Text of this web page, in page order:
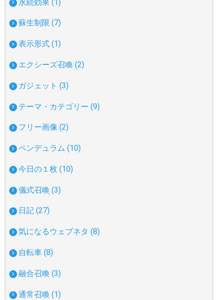
永続効果 (1)
蘇生制限 (7)
表示形式 (1)
エクシーズ召喚 (2)
ガジェット (3)
テーマ・カテゴリー (9)
フリー画像 (2)
ペンデュラム (10)
今日の１枚 (10)
儀式召喚 (3)
日記 (27)
気になるウェブネタ (8)
自転車 (8)
融合召喚 (3)
通常召喚 (1)